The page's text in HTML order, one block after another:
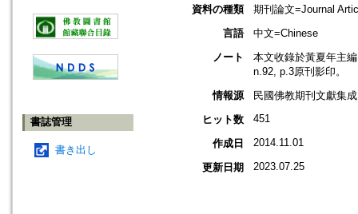
書誌管理
書き出し
資料の種類
期刊論文=Journal
言語
中文=Chinese
ノート
本文收錄於黃夏年主
n.92, p.3原刊影印。
情報源
民國佛教期刊文獻集
ヒット数
451
作成日 2014.11.01
更新日期 2023.07.25